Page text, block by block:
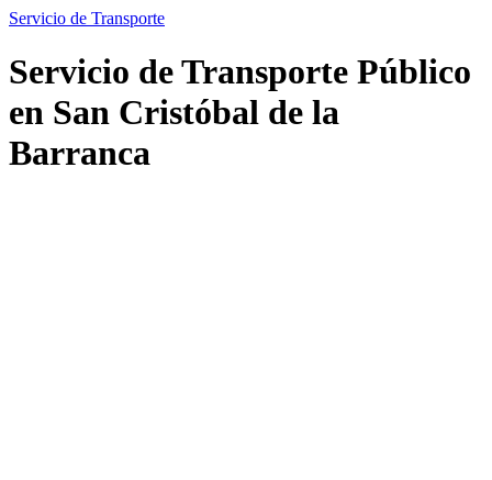
Servicio de Transporte
Servicio de Transporte Público
en San Cristóbal de la
Barranca